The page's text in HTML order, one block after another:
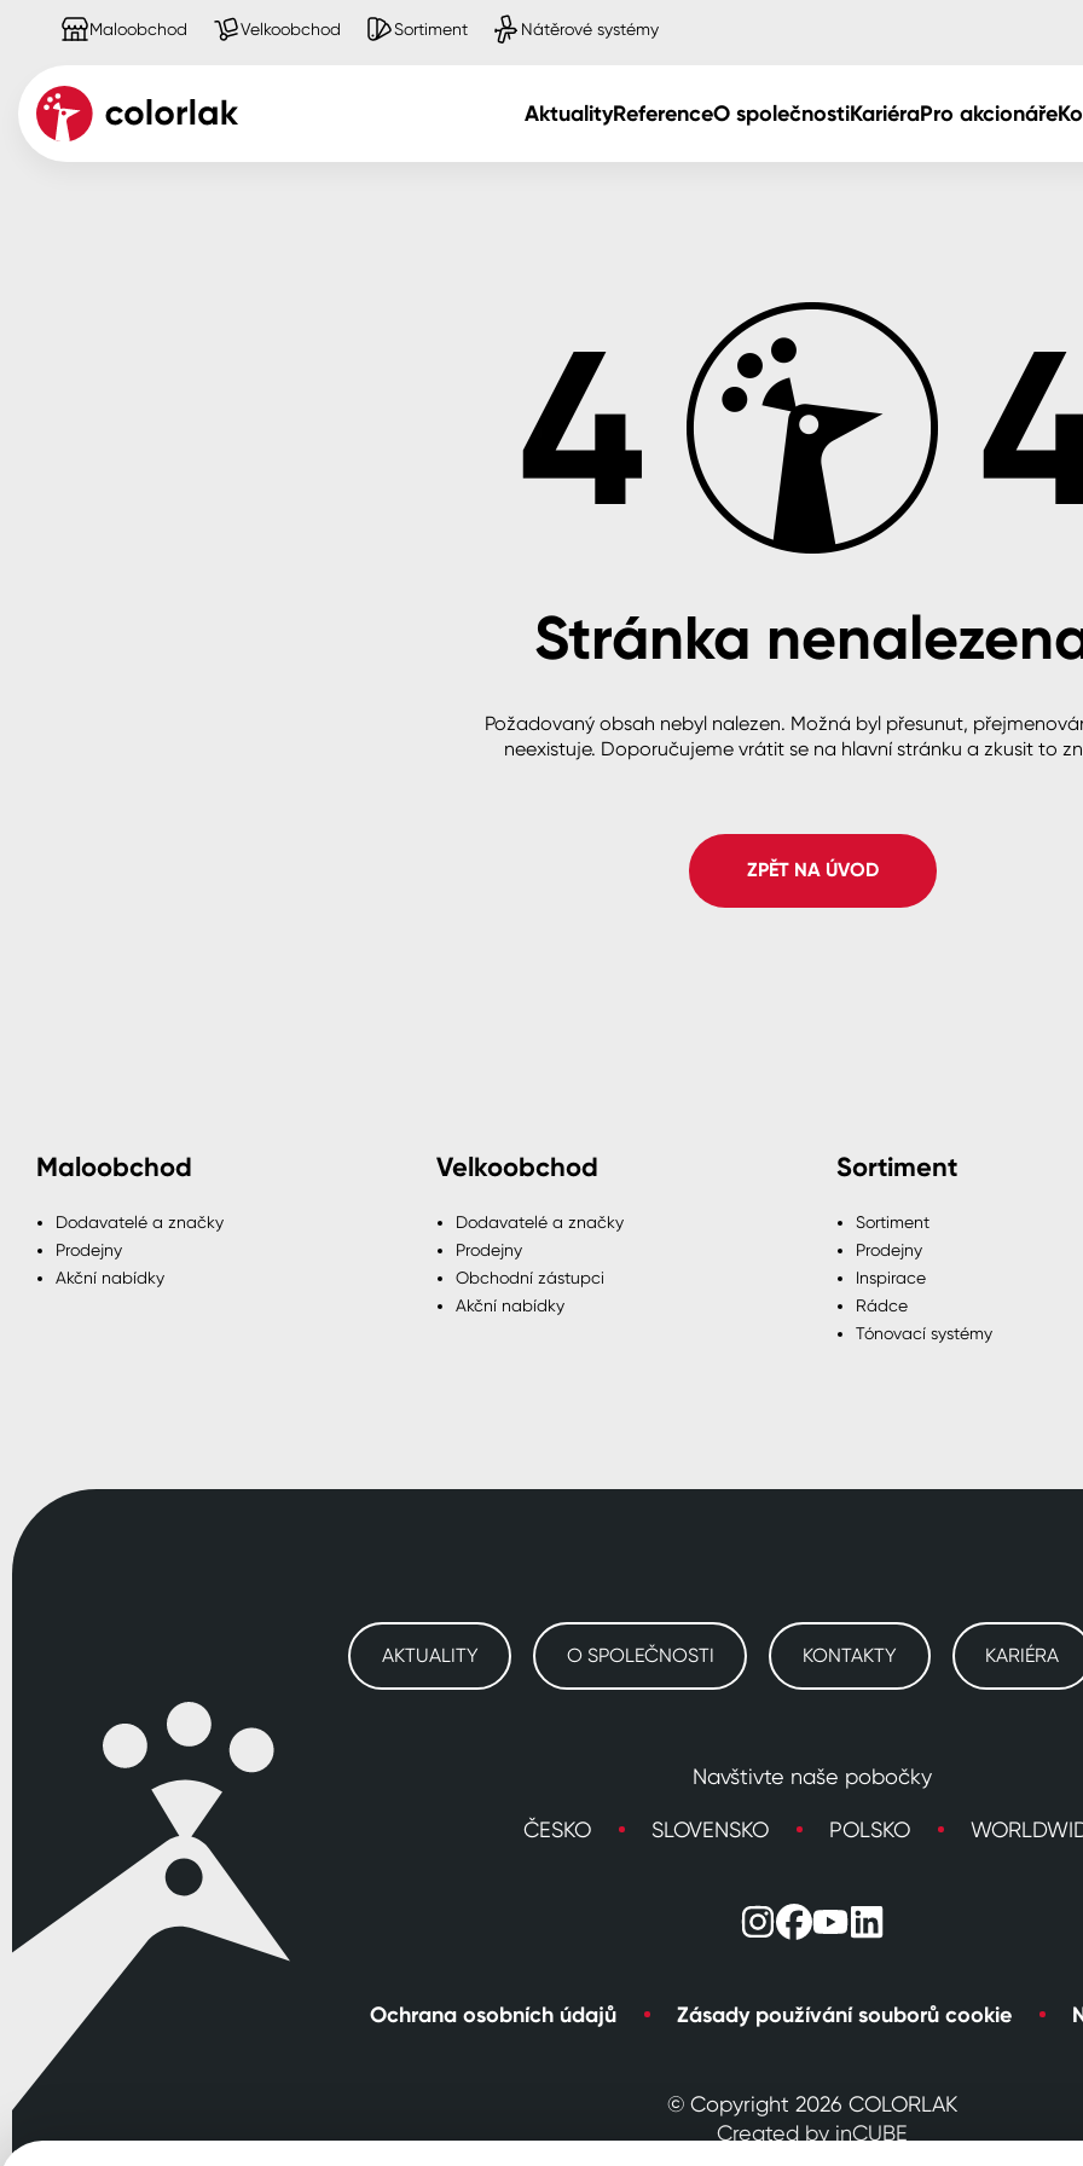
Maloobchod Velkoobchod Sortiment Nátěrové systémy
AktualityReferenceO společnostiKariéraPro akcionáře
Ředidla, tužidla, čističe, technickéStránka
Požadovaný obsah nebyl nalezen. Možná byl přesunut,
neexistuje. Doporučujeme vrátit se na hlavní stránku a zkusit to
ZPĚT NA ÚVOD
Maloobchod
Dodavatelé a značky
Prodejny
Akční nabídky
Velkoobchod
Dodavatelé a značky
Prodejny
Obchodní zástupci
Akční nabídky
Sortiment
Sortiment
Prodejny
Inspirace
Rádce
Tónovací systémy
AKTUALITY O SPOLEČNOSTI KONTAKTY KARIÉRA
Navštivte naše pobočky
ČESKO SLOVENSKO POLSKO
Ochrana osobních údajů Zásady používání souborů cookie
© Copyright 2026 COLORLAK
Created by inCUBE